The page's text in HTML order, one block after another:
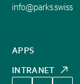
APPS
INTRANET
info@parks.swiss